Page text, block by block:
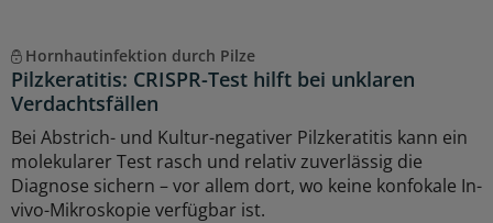
Hornhautinfektion durch Pilze
Pilzkeratitis: CRISPR-Test hilft bei unklaren
Verdachtsfällen
Bei Abstrich- und Kultur-negativer Pilzkeratitis kann ein
molekularer Test rasch und relativ zuverlässig die
Diagnose sichern – vor allem dort, wo keine konfokale In-
vivo-Mikroskopie verfügbar ist.